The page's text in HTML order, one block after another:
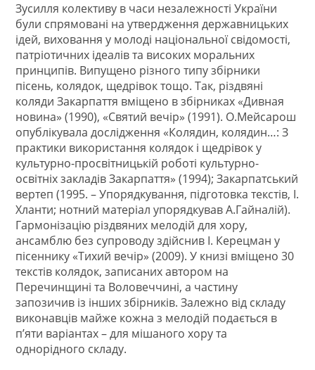
Зусилля колективу в часи незалежності України
були спрямовані на утвердження державницьких
ідей, виховання у молоді національної свідомості,
патріотичних ідеалів та високих моральних
принципів. Випущено різного типу збірники
пісень, колядок, щедрівок тощо. Так, різдвяні
коляди Закарпаття вміщено в збірниках «Дивная
новина» (1990), «Святий вечір» (1991). О.Мейсарош
опублікувала дослідження «Колядин, колядин…: З
практики використання колядок і щедрівок у
культурно-просвітницькій роботі культурно-
освітніх закладів Закарпаття» (1994); Закарпатський
вертеп (1995. – Упорядкування, підготовка текстів, І.
Хланти; нотний матеріал упорядкував А.Гайналій).
Гармонізацію різдвяних мелодій для хору,
ансамблю без супроводу здійснив І. Керецман у
пісеннику «Тихий вечір» (2009). У книзі вміщено 30
текстів колядок, записаних автором на
Перечинщині та Воловеччині, а частину
запозичив із інших збірників. Залежно від складу
виконавців майже кожна з мелодій подається в
п’яти варіантах – для мішаного хору та
однорідного складу.